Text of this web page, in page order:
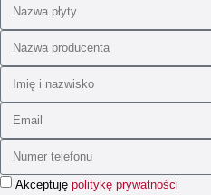
Akceptuję politykę prywatności